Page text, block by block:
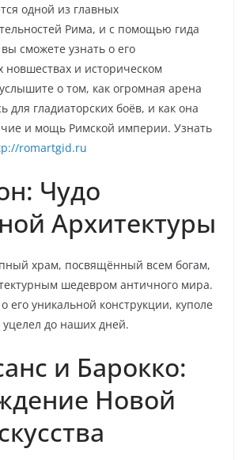
одной из главных
Рима, и с помощью гида
вы сможете узнать о его
новшествах и историческом
о том, как огромная арена
для гладиаторских боёв, и как она
и мощь Римской империи. Узнать
romartgid.ru
Чудо
Архитектуры
храм, посвящённый всем богам,
шедевром античного мира.
его уникальной конструкции, куполе
уцелел до наших дней.
и Барокко:
Новой